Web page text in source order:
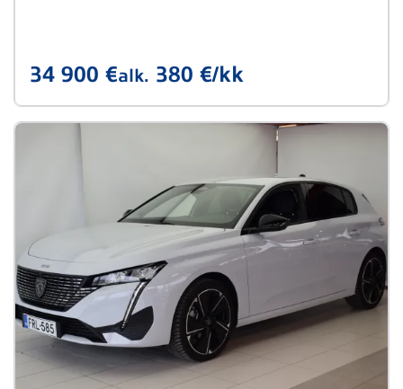
34 900 €alk. 380 €/kk